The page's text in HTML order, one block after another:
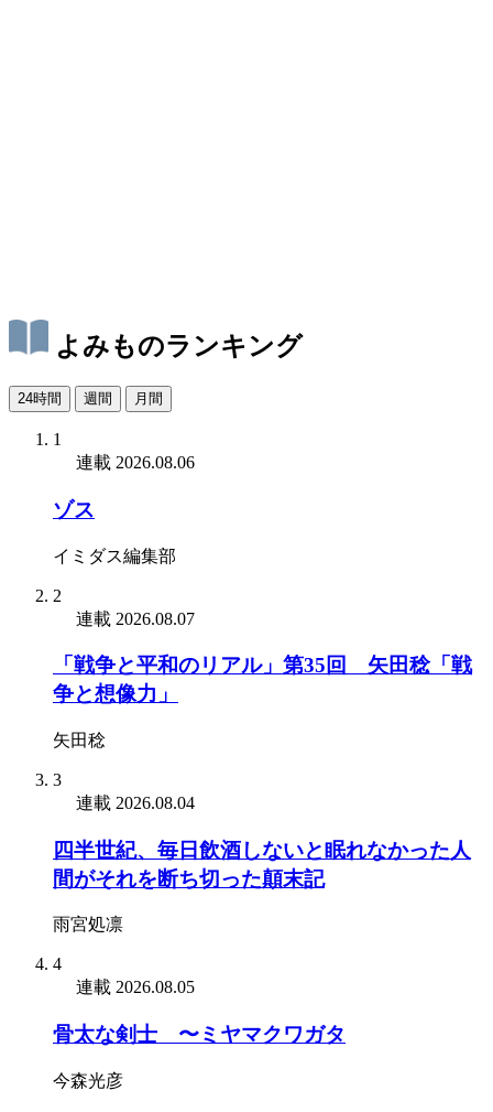
よみものランキング
24時間 週間 月間
1
連載 2026.08.06
ゾス
イミダス編集部
2
連載 2026.08.07
「戦争と平和のリアル」第35回 矢田稔「戦
争と想像力」
矢田稔
3
連載 2026.08.04
四半世紀、毎日飲酒しないと眠れなかった人
間がそれを断ち切った顛末記
雨宮処凛
4
連載 2026.08.05
骨太な剣士 〜ミヤマクワガタ
今森光彦